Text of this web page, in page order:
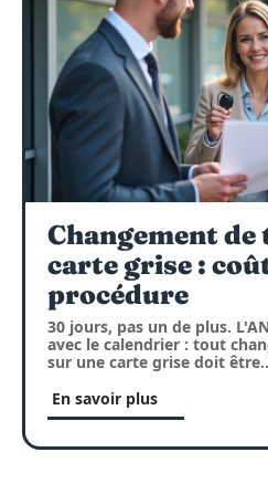
Changement
carte grise :
procédure
30 jours, pas un de plus.
avec le calendrier : tout
sur une carte grise doit être
En savoir plus